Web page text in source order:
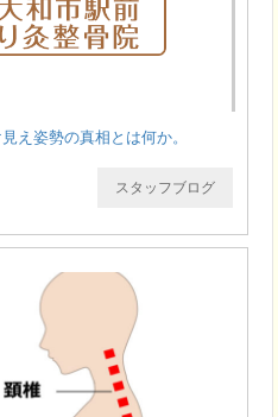
え姿勢の真相とは何か。
スタッフブログ